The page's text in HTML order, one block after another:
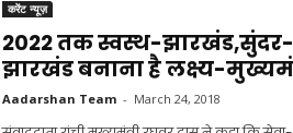
करेंट न्यूज़
2022 तक स्वस्थ-झारखंड,सुंदर-
झारखंड बनाना है लक्ष्य-
Aadarshan Team - March 24, 2018